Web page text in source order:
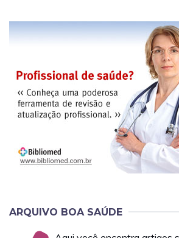
ARQUIVO BOA SAÚDE